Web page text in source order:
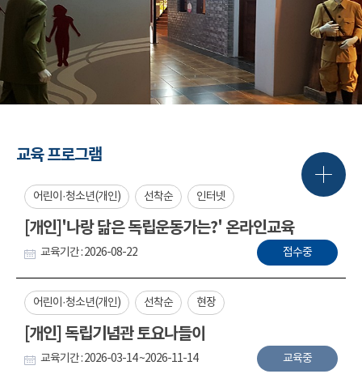
교육 프로그램
어린이·청소년(개인) 선착순 인터넷
[개인]'나랑 닮은 독립운동가는?' 온라인교육
교육기간 : 2026-08-22 접수중
어린이·청소년(개인) 선착순 현장
[개인] 독립기념관 토요나들이
교육기간 : 2026-03-14 ~2026-11-14 교육중